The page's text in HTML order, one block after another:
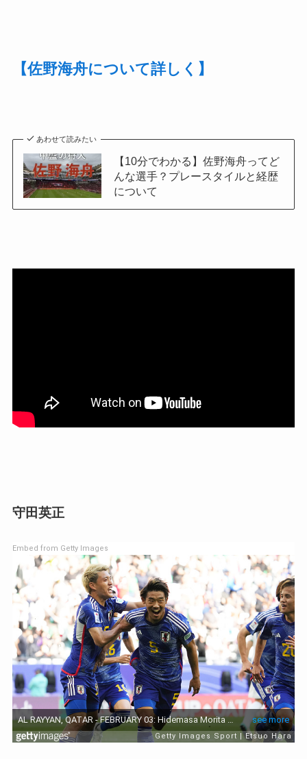
【佐野海舟について詳しく】
あわせて読みたい
【10分でわかる】佐野海舟ってど
んな選手？プレースタイルと経歴
について
守田英正
Embed from Getty Images